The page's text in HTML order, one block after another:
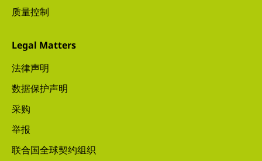
质量控制
Legal Matters
法律声明
数据保护声明
采购
举报
联合国全球契约组织